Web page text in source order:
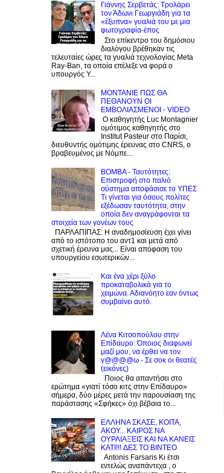
Γιάννης Σερβετάς: Τρολάρει
τον Άδωνι Γεωργιάδη για τα
«έξυπνα» γυαλιά του με μια
φωτογραφία-έπος
Στο επίκεντρο του δημόσιου
διαλόγου βρέθηκαν τις
τελευταίες ώρες τα γυαλιά τεχνολογίας Meta
Ray-Ban, τα οποία επέλεξε να φορά ο
υπουργός Υ...
ΜΟΝΤΑΝΙΕ ΠΩΣ ΘΑ
ΠΕΘΑΝΟΥΝ ΟΙ
ΕΜΒΟΛΙΑΣΜΕΝΟΙ - VIDEO
Ο καθηγητής Luc Montagnier
ομότιμος καθηγητής στο
Institut Pasteur στο Παρίσι,
διευθυντής ομότιμης έρευνας στο CNRS, o
βραβευμένος με Νόμπε...
BOMBA - Ταυτότητες:
Eπιστροφή στο παλιό
σύστημα αποφάσισε το ΥΠΕΣ
Τι γίνεται για όσους πολίτες
εξέδωσαν ταυτότητα, στην
οποία δεν αναγράφονται τα
στοιχεία των γονέων τους
ΠΑΡΛΑΠΙΠΑΣ: Η αναδημοσίευση έχει γίνει
από το ιστότοπο του αντ1 και μετά από
σχετική έρευνα μας... Είναι απόφαση του
υπουργείου εσωτερικών...
Και ένα χέρι ξύλο
προκαταβολικά για το
χειμώνα. Αδιανόητο εαν όντως
συμβαίνει αυτό.
Λένα Κιτσοπούλου στην
Επίδαυρο: Όποιος διαφωνεί
μαζί μου, να έρθει να τον
γ@@@@ω - Σε σοκ οι θεατές
(εικόνες)
Ποιος θα απαντήσει στο
ερώτημα «γιατί τόσο κιτς στην Επίδαυρο»
σήμερα, δύο μέρες μετά την παρουσίαση της
παράστασης «Σφήκες» όχι βέβαια το...
EΛΛΗΝΑ ΣΚΑΣΕ, ΚΟΙΤΑ,
ΑΚΟΥ... ΚΑΙΡΟΣ ΝΑ
ΟΥΡΛIAΞΕΙΣ ΚΑΙ ΝΑ ΚΑΝΕΙΣ
KATI!!! ΔΕΣ TO BINTEO
Antonis Farsaris Κι έτσι
εντελώς αναπάντεχα , ο